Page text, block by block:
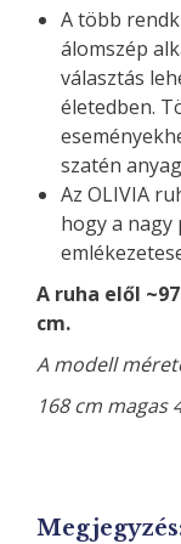
A több
álomszép
választás
életedben.
szatén
Az OLIVIA
hogy a nagy
A ruha elől
cm.
A modell
168 cm magas